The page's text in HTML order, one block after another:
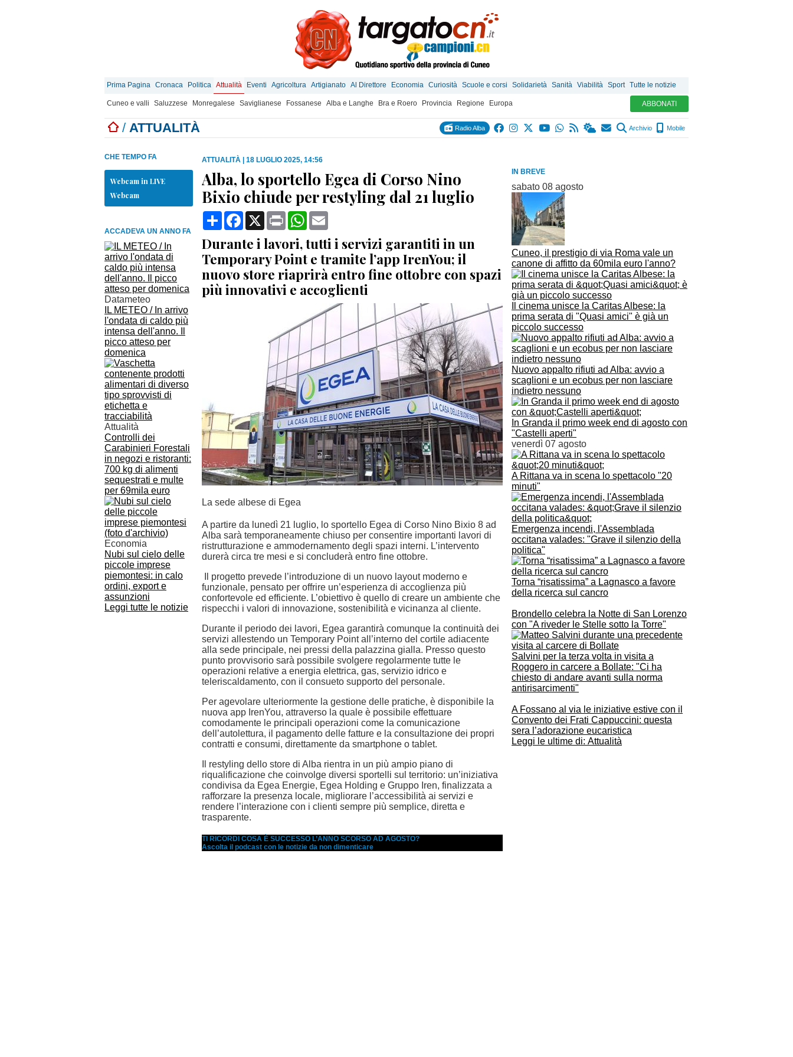
Prima Pagina Cronaca Politica Attualità Eventi Agricoltura Artigianato Al Direttore Economia Curiosità Scuole e corsi Solidarietà Sanità Viabilità Sport Tutte le notizie
Cuneo e valli Saluzzese Monregalese Saviglianese Fossanese Alba e Langhe Bra e Roero Provincia Regione Europa ABBONATI
/ ATTUALITÀ Radio Alba Archivio Mobile
IN BREVE
sabato 08 agosto
Cuneo, il prestigio di via Roma vale un
canone di affitto da 60mila euro l'anno?
Il cinema unisce la Caritas Albese: la
prima serata di "Quasi amici" è già un
piccolo successo
Nuovo appalto rifiuti ad Alba: avvio a
scaglioni e un ecobus per non lasciare
indietro nessuno
In Granda il primo week end di agosto con
"Castelli aperti"
venerdì 07 agosto
A Rittana va in scena lo spettacolo "20
minuti"
Emergenza incendi, l'Assemblada
occitana valades: "Grave il silenzio della
politica"
Torna “risatissima” a Lagnasco a favore
della ricerca sul cancro
Brondello celebra la Notte di San Lorenzo
con "A riveder le Stelle sotto la Torre"
Salvini per la terza volta in visita a
Roggero in carcere a Bollate: "Ci ha
chiesto di andare avanti sulla norma
antirisarcimenti"
A Fossano al via le iniziative estive con il
Convento dei Frati Cappuccini: questa
sera l’adorazione eucaristica
Leggi le ultime di: Attualità
CHE TEMPO FA
Webcam in LIVE
Webcam
ACCADEVA UN ANNO FA
Datameteo
IL METEO / In arrivo
l'ondata di caldo più
intensa dell'anno. Il
picco atteso per
domenica
Attualità
Controlli dei
Carabinieri Forestali
in negozi e ristoranti:
700 kg di alimenti
sequestrati e multe
per 69mila euro
Economia
Nubi sul cielo delle
piccole imprese
piemontesi: in calo
ordini, export e
assunzioni
Leggi tutte le notizie
ATTUALITÀ 18 LUGLIO 2025, 14:56
Alba, lo sportello Egea di Corso Nino
Bixio chiude per restyling dal 21 luglio
CondividiFacebook
X Print WhatsApp
Durante i lavori, tutti i servizi garantiti in un
Temporary Point e tramite l’app IrenYou; il
nuovo store riaprirà entro fine ottobre con spazi
più innovativi e accoglienti
La sede albese di Egea
A partire da lunedì 21 luglio, lo sportello Egea di Corso Nino Bixio 8 ad
Alba sarà temporaneamente chiuso per consentire importanti lavori di
ristrutturazione e ammodernamento degli spazi interni. L’intervento
durerà circa tre mesi e si concluderà entro fine ottobre.
Il progetto prevede l’introduzione di un nuovo layout moderno e
funzionale, pensato per offrire un’esperienza di accoglienza più
confortevole ed efficiente. L’obiettivo è quello di creare un ambiente che
rispecchi i valori di innovazione, sostenibilità e vicinanza al cliente.
Durante il periodo dei lavori, Egea garantirà comunque la continuità dei
servizi allestendo un Temporary Point all’interno del cortile adiacente
alla sede principale, nei pressi della palazzina gialla. Presso questo
punto provvisorio sarà possibile svolgere regolarmente tutte le
operazioni relative a energia elettrica, gas, servizio idrico e
teleriscaldamento, con il consueto supporto del personale.
Per agevolare ulteriormente la gestione delle pratiche, è disponibile la
nuova app IrenYou, attraverso la quale è possibile effettuare
comodamente le principali operazioni come la comunicazione
dell’autolettura, il pagamento delle fatture e la consultazione dei propri
contratti e consumi, direttamente da smartphone o tablet.
Il restyling dello store di Alba rientra in un più ampio piano di
riqualificazione che coinvolge diversi sportelli sul territorio: un’iniziativa
condivisa da Egea Energie, Egea Holding e Gruppo Iren, finalizzata a
rafforzare la presenza locale, migliorare l’accessibilità ai servizi e
rendere l’interazione con i clienti sempre più semplice, diretta e
trasparente.
TI RICORDI COSA È SUCCESSO L’ANNO SCORSO AD AGOSTO?
Ascolta il podcast con le notizie da non dimenticare